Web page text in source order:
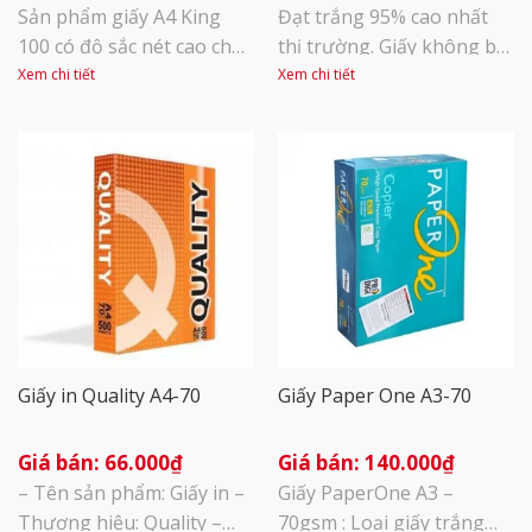
Sản phẩm giấy A4 King
100 có độ sắc nét cao cho
phép mực đồ tốt, tạo ra
nhẵn tạo sự tiếp xúc mực
tốt và làm cho việc sao
chép dễ dàng hơn, đặc
biệt là đối với các dòng
máy in, [...]
Xem chi tiết
Đạt trắng 95% cao nhất
thị trường. Giấy không bụi
giúp đảm bảo sức khoẻ
photo và đa dạng mục
đích sử dụng Định lượng
75g/m2
Xem chi tiết
Giấy in Quality A4-70
66.000₫
– Tên sản phẩm: Giấy in –
Thương hiệu: Quality –
Giấy Paper One A3-70
140.000₫
Giấy PaperOne A3 –
70gsm : Loại giấy trắng